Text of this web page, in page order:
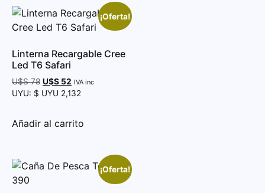
¡Oferta!
Linterna Recargable Cree
Led T6 Safari
U$S78 U$S 52 IVA inc
UYU: $ UYU 2,132
Añadir al carrito
¡Oferta!